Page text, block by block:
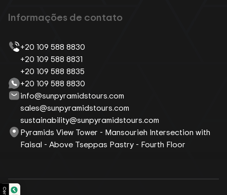
Informações de contato
+20 109 588 8830
+20 109 588 8831
+20 109 588 8835
+20 109 588 8830
info@sunpyramidstours.com
sales@sunpyramidstours.com
sustainability@sunpyramidstours.com
Pyramids View Tower - Mansourieh Intersection with
Faisal - Above Tseppas Pastry - Fourth Floor